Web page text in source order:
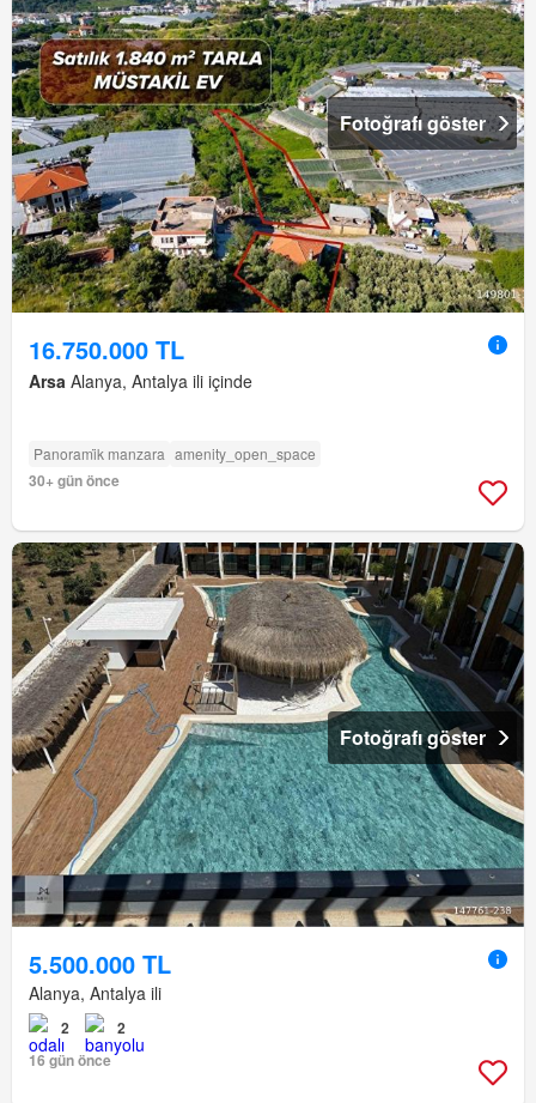
Fotoğrafı göster
16.750.000 TL
Arsa Alanya, Antalya ili içinde
Panorami̇k manzara amenity_open_space
30+ gün önce
Fotoğrafı göster
5.500.000 TL
Alanya, Antalya ili
2
2
16 gün önce